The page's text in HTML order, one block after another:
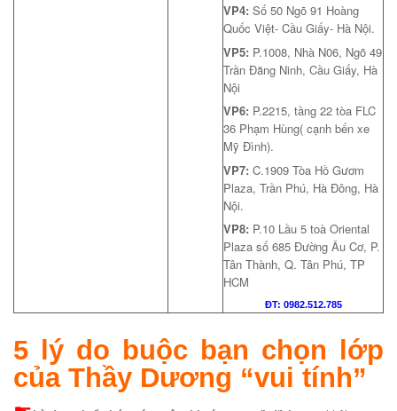
VP4: Số 50 Ngõ 91 Hoàng
Quốc Việt- Cầu Giấy- Hà Nội.
VP5: P.1008, Nhà N06, Ngõ 49
Trần Đăng Ninh, Cầu Giấy, Hà
Nội
VP6: P.2215, tầng 22 tòa FLC
36 Phạm Hùng( cạnh bến xe
Mỹ Đình).
VP7: C.1909 Tòa Hồ Gươm
Plaza, Trần Phú, Hà Đông, Hà
Nội.
VP8: P.10 Lầu 5 toà Oriental
Plaza số 685 Đường Âu Cơ, P.
Tân Thành, Q. Tân Phú, TP
HCM
ĐT: 0982.512.785
5 lý do buộc bạn chọn lớp
của Thầy Dương “vui tính”